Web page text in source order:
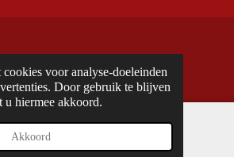
voor analyse-doeleinden
Door gebruik te blijven
u hiermee akkoord.
Akkoord